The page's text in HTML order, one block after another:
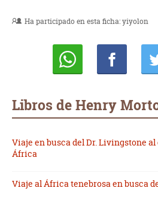
Ha participado en esta ficha:yiyolon
Libros de Henry
Viaje en busca del Dr. Livingstone al
África
Viaje al África tenebrosa en busca